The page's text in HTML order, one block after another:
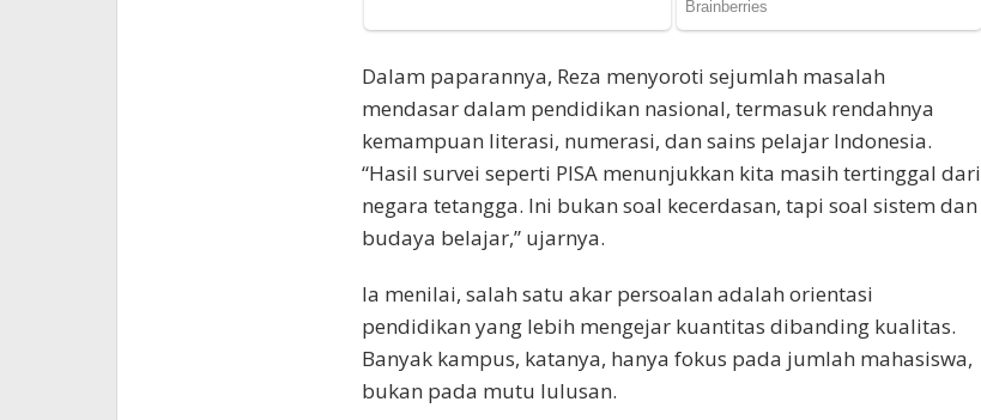
Dalam paparannya, Reza menyoroti sejumlah masalah
mendasar dalam pendidikan nasional, termasuk rendahnya
kemampuan literasi, numerasi, dan sains pelajar Indonesia.
“Hasil survei seperti PISA menunjukkan kita masih tertinggal dari
negara tetangga. Ini bukan soal kecerdasan, tapi soal sistem dan
budaya belajar,” ujarnya.
Ia menilai, salah satu akar persoalan adalah orientasi
pendidikan yang lebih mengejar kuantitas dibanding kualitas.
Banyak kampus, katanya, hanya fokus pada jumlah mahasiswa,
bukan pada mutu lulusan.